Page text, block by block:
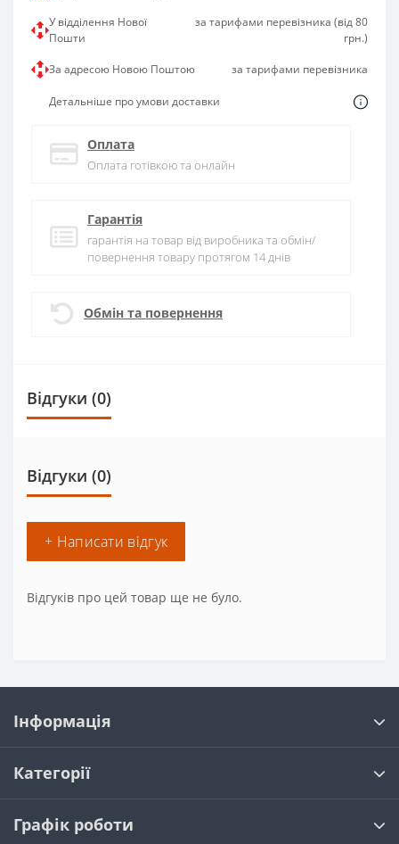
У відділення Нової
Пошти
за тарифами перевізника (від 80
грн.)
За адресою Новою Поштою за тарифами перевізника
Детальніше про умови доставки
Оплата
Оплата готівкою та онлайн
Гарантія
гарантія на товар від виробника та обмін/
повернення товару протягом 14 днів
Обмін та повернення
Відгуки (0)
Відгуки (0)
+ Написати відгук
Відгуків про цей товар ще не було.
Інформація
Категорії
Графік роботи